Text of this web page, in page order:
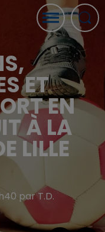
ET
EN
À LA
LILLE
par T.D.